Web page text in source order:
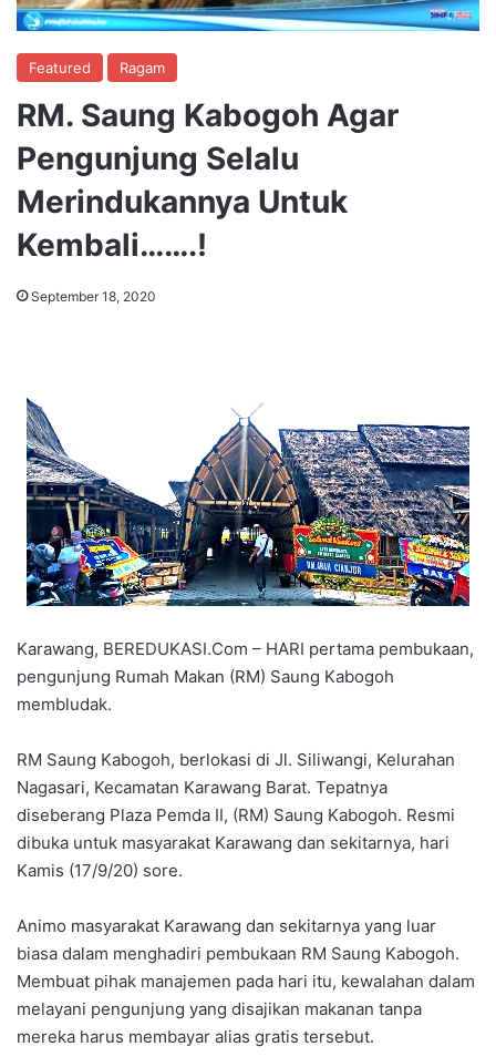
Featured Ragam
RM. Saung Kabogoh Agar
Pengunjung Selalu
Merindukannya Untuk
Kembali…….!
September 18, 2020
Karawang, BEREDUKASI.Com – HARI pertama pembukaan,
pengunjung Rumah Makan (RM) Saung Kabogoh
membludak.
RM Saung Kabogoh, berlokasi di Jl. Siliwangi, Kelurahan
Nagasari, Kecamatan Karawang Barat. Tepatnya
diseberang Plaza Pemda II, (RM) Saung Kabogoh. Resmi
dibuka untuk masyarakat Karawang dan sekitarnya, hari
Kamis (17/9/20) sore.
Animo masyarakat Karawang dan sekitarnya yang luar
biasa dalam menghadiri pembukaan RM Saung Kabogoh.
Membuat pihak manajemen pada hari itu, kewalahan dalam
melayani pengunjung yang disajikan makanan tanpa
mereka harus membayar alias gratis tersebut.